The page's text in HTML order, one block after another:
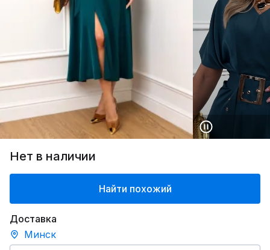
Нет в наличии
Найти похожий
Доставка
Минск